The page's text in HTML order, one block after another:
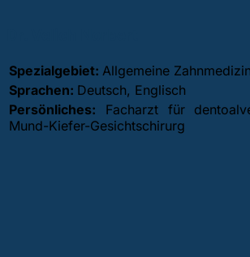
Spezialgebiet: Allgemeine
Sprachen: Deutsch, Englisch
Persönliches: Facharzt für
Mund-Kiefer-Gesichtschirurg